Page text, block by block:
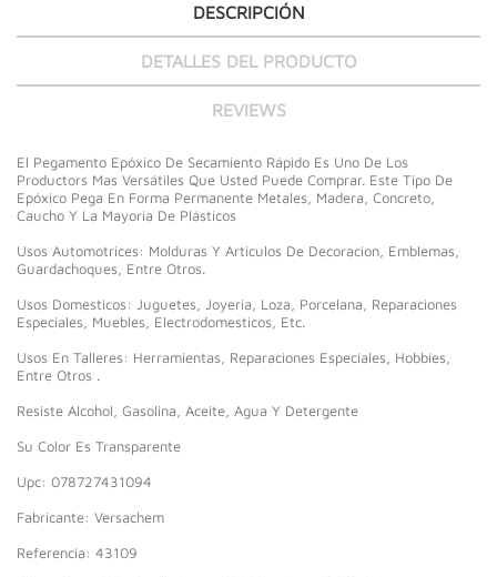
DESCRIPCIÓN
DETALLES DEL PRODUCTO
REVIEWS
El Pegamento Epóxico De Secamiento Rápido Es Uno De Los
Productors Mas Versátiles Que Usted Puede Comprar. Este Tipo De
Epóxico Pega En Forma Permanente Metales, Madera, Concreto,
Caucho Y La Mayoria De Plásticos
Usos Automotrices: Molduras Y Articulos De Decoracion, Emblemas,
Guardachoques, Entre Otros.
Usos Domesticos: Juguetes, Joyeria, Loza, Porcelana, Reparaciones
Especiales, Muebles, Electrodomesticos, Etc.
Usos En Talleres: Herramientas, Reparaciones Especiales, Hobbies,
Entre Otros .
Resiste Alcohol, Gasolina, Aceite, Agua Y Detergente
Su Color Es Transparente
Upc: 078727431094
Fabricante: Versachem
Referencia: 43109